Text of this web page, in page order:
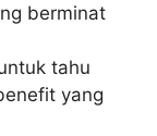
berminat
tahu
yang